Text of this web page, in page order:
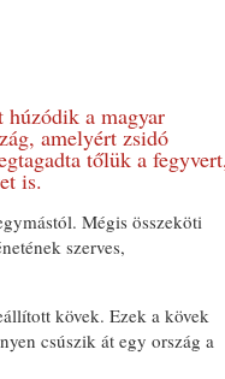
húzódik a magyar
amelyért zsidó
tőlük a
is.
Mégis összeköti
szerves,
kövek. Ezek a kövek
csúszik át egy ország a